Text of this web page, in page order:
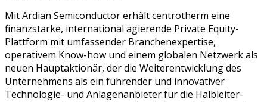
Mit Ardian Semiconductor erhält centrotherm eine
finanzstarke, international agierende Private Equity-
Plattform mit umfassender Branchenexpertise,
operativem Know-how und einem globalen Netzwerk als
neuen Hauptaktionär, der die Weiterentwicklung des
Unternehmens als ein führender und innovativer
Technologie- und Anlagenanbieter für die Halbleiter-